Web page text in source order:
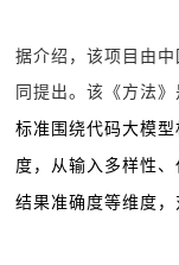
据介绍，该项目由
同提出。该《方法
标准围绕代码大模
度，从输入多样性
结果准确度等维度，